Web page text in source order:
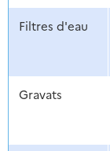
Filtres d'eau
Gravats